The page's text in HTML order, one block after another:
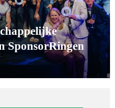
SponsorRingen